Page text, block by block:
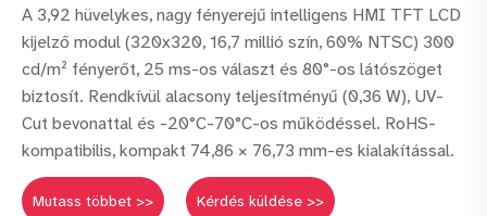
A 3,92 hüvelykes, nagy fényerejű intelligens HMI TFT LCD
kijelző modul (320x320, 16,7 millió szín, 60% NTSC) 300
cd/m² fényerőt, 25 ms-os választ és 80°-os látószöget
biztosít. Rendkívül alacsony teljesítményű (0,36 W), UV-
Cut bevonattal és -20°C-70°C-os működéssel. RoHS-
kompatibilis, kompakt 74,86 × 76,73 mm-es kialakítással.
Mutass többet >> Kérdés küldése >>